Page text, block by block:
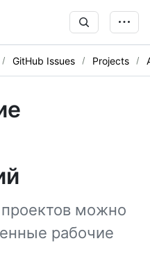
GitHub Issues Projects
можно
рабочие